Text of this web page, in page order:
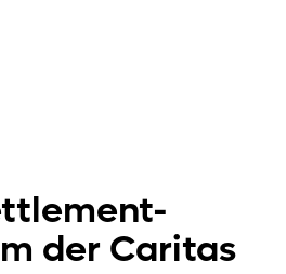
der Caritas